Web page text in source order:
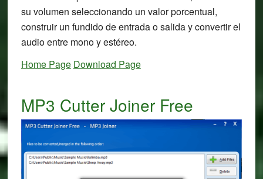
su volumen seleccionando un valor porcentual,
construir un fundido de entrada o salida y convertir el
audio entre mono y estéreo.
Home Page Download Page
MP3 Cutter Joiner Free